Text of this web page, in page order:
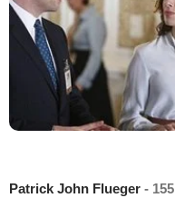
Patrick John Flueger - 155